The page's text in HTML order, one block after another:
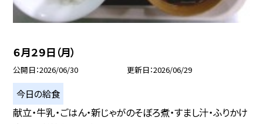
６月２９日（月）
公開日 2026/06/30 更新日 2026/06/29
今日の給食
献立・牛乳・ごはん・新じゃがのそぼろ煮・すまし汁・ふりかけ